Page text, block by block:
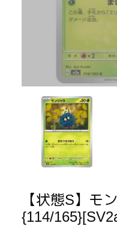
【状態S】モ
{114/